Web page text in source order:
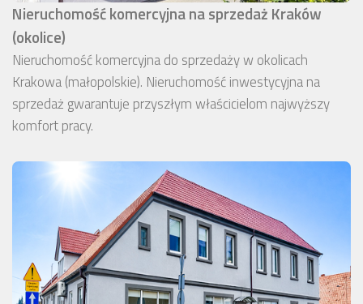
Nieruchomość komercyjna na sprzedaż Kraków
(okolice)
Nieruchomość komercyjna do sprzedaży w okolicach
Krakowa (małopolskie). Nieruchomość inwestycyjna na
sprzedaż gwarantuje przyszłym właścicielom najwyższy
komfort pracy.